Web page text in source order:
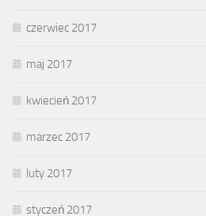
czerwiec 2017
maj 2017
kwiecień 2017
marzec 2017
luty 2017
styczeń 2017